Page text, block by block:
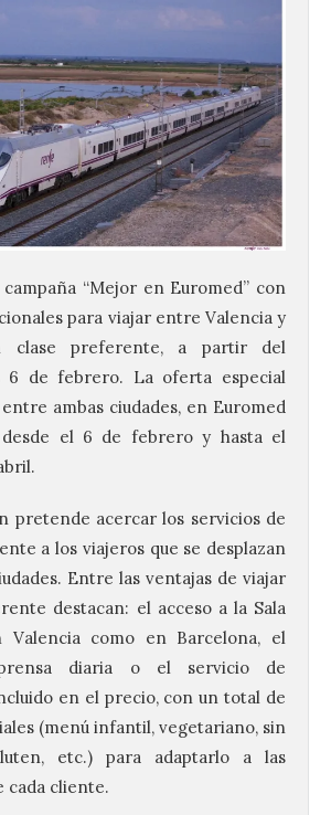
“Mejor en Euromed” con
para viajar entre Valencia y
clase preferente, a partir del
6 de febrero. La oferta especial
ambas ciudades, en Euromed
el 6 de febrero y hasta el
pretende acercar los servicios de
a los viajeros que se desplazan
Entre las ventajas de viajar
destacan: el acceso a la Sala
Valencia como en Barcelona, el
diaria o el servicio de
en el precio, con un total de
(menú infantil, vegetariano, sin
etc.) para adaptarlo a las
cada cliente.
activa un